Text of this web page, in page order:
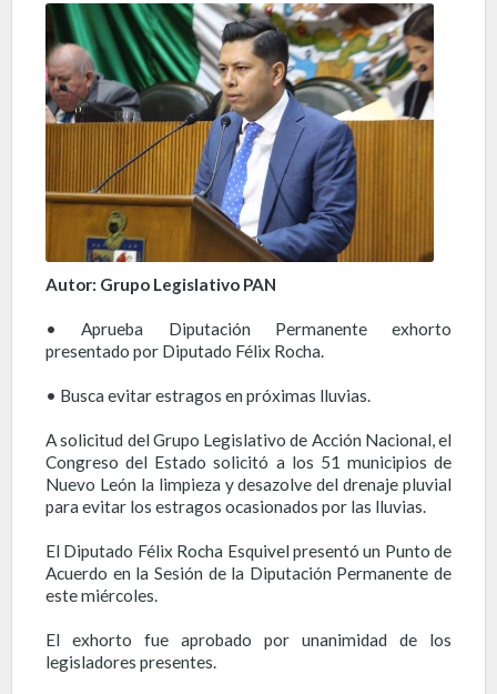
Autor: Grupo Legislativo PAN
• Aprueba Diputación Permanente exhorto
presentado por Diputado Félix Rocha.
• Busca evitar estragos en próximas lluvias.
A solicitud del Grupo Legislativo de Acción Nacional, el
Congreso del Estado solicitó a los 51 municipios de
Nuevo León la limpieza y desazolve del drenaje pluvial
para evitar los estragos ocasionados por las lluvias.
El Diputado Félix Rocha Esquivel presentó un Punto de
Acuerdo en la Sesión de la Diputación Permanente de
este miércoles.
El exhorto fue aprobado por unanimidad de los
legisladores presentes.